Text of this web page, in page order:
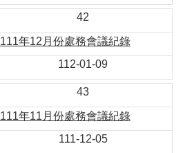
42
111年12月份處務會議紀錄
112-01-09
43
111年11月份處務會議紀錄
111-12-05